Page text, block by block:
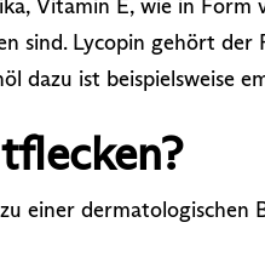
Vitamin E, wie in Form
sind. Lycopin gehört der
dazu ist beispielsweise
einer dermatologischen